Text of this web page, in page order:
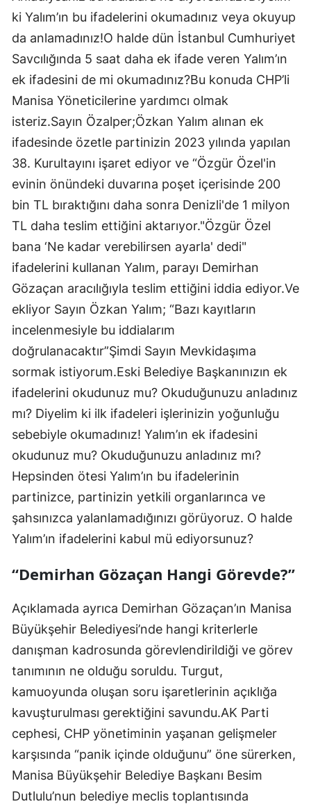
ki Yalım’ın bu ifadelerini okumadınız veya okuyup
da anlamadınız!O halde dün İstanbul Cumhuriyet
Savcılığında 5 saat daha ek ifade veren Yalım’ın
ek ifadesini de mi okumadınız?Bu konuda CHP’li
Manisa Yöneticilerine yardımcı olmak
isteriz.Sayın Özalper;Özkan Yalım alınan ek
ifadesinde özetle partinizin 2023 yılında yapılan
38. Kurultayını işaret ediyor ve “Özgür Özel'in
evinin önündeki duvarına poşet içerisinde 200
bin TL bıraktığını daha sonra Denizli'de 1 milyon
TL daha teslim ettiğini aktarıyor."Özgür Özel
bana ‘Ne kadar verebilirsen ayarla' dedi"
ifadelerini kullanan Yalım, parayı Demirhan
Gözaçan aracılığıyla teslim ettiğini iddia ediyor.Ve
ekliyor Sayın Özkan Yalım; “Bazı kayıtların
incelenmesiyle bu iddialarım
doğrulanacaktır”Şimdi Sayın Mevkidaşıma
sormak istiyorum.Eski Belediye Başkanınızın ek
ifadelerini okudunuz mu? Okuduğunuzu anladınız
mı? Diyelim ki ilk ifadeleri işlerinizin yoğunluğu
sebebiyle okumadınız! Yalım’ın ek ifadesini
okudunuz mu? Okuduğunuzu anladınız mı?
Hepsinden ötesi Yalım’ın bu ifadelerinin
partinizce, partinizin yetkili organlarınca ve
şahsınızca yalanlamadığınızı görüyoruz. O halde
Yalım’ın ifadelerini kabul mü ediyorsunuz?
“Demirhan Gözaçan Hangi Görevde?”
Açıklamada ayrıca Demirhan Gözaçan’ın Manisa
Büyükşehir Belediyesi’nde hangi kriterlerle
danışman kadrosunda görevlendirildiği ve görev
tanımının ne olduğu soruldu. Turgut,
kamuoyunda oluşan soru işaretlerinin açıklığa
kavuşturulması gerektiğini savundu.AK Parti
cephesi, CHP yönetiminin yaşanan gelişmeler
karşısında “panik içinde olduğunu” öne sürerken,
Manisa Büyükşehir Belediye Başkanı Besim
Dutlulu’nun belediye meclis toplantısında